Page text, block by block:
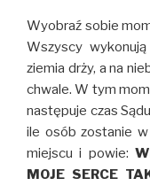
Wyobraź sobie
Wszyscy
ziemia drży, a na
chwale. W tym
następuje czas
ile osób zostanie
miejscu i powie:
MOJE SERCE